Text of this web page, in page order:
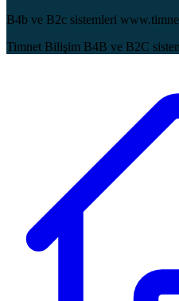
B4b ve B2c sistemleri
Timnet Bilişim B4B ve B2C